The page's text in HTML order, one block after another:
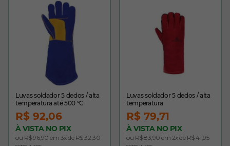
Luvas soldador 5 dedos / alta
temperatura até 500 ºC
R$ 92,06
À VISTA NO PIX
ou R$ 96,90 em 3x de R$ 32,30
Luvas soldador 5 dedos / alta
temperatura
R$ 79,71
À VISTA NO PIX
ou R$ 83,90 em 2x de R$ 41,95